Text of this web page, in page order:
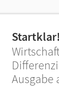
Startklar!
Ausgabe